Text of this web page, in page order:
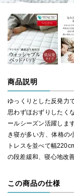
商品説明
ゆっくりとした反発力
思わずほおずりしたく
ールシーズン活躍しま
き寝が多い方、体格の
トレスを並べて幅
の段差緩和、寝心地改
この商品の仕様